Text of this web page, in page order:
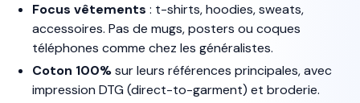
Focus vêtements : t-shirts, hoodies, sweats,
accessoires. Pas de mugs, posters ou coques
téléphones comme chez les généralistes.
Coton 100%sur leurs références principales, avec
impression DTG (direct-to-garment) et broderie.